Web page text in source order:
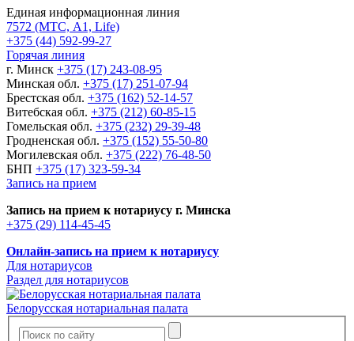
Единая информационная линия
7572 (МТС, A1, Life)
+375 (44) 592-99-27
Горячая линия
г. Минск +375 (17) 243-08-95
Минская обл. +375 (17) 251-07-94
Брестская обл. +375 (162) 52-14-57
Витебская обл. +375 (212) 60-85-15
Гомельская обл. +375 (232) 29-39-48
Гродненская обл. +375 (152) 55-50-80
Могилевская обл. +375 (222) 76-48-50
БНП +375 (17) 323-59-34
Запись на прием
Запись на прием к нотариусу г. Минска
+375 (29) 114-45-45
Онлайн-запись на прием к нотариусу
Для нотариусов
Раздел для нотариусов
Белорусская нотариальная палата